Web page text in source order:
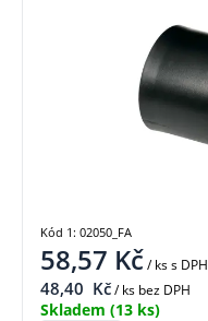
58,57 Kč/ kss DPH
48,40 Kč/ ks bez DPH
Skladem (13 ks)
Kód 1: 02050_FA